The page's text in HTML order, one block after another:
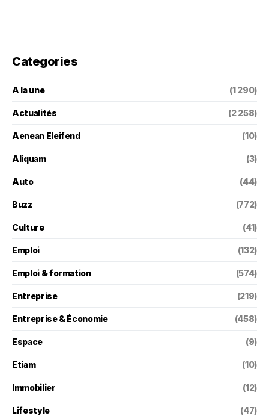
Categories
A la une (1 290)
Actualités (2 258)
Aenean Eleifend (10)
Aliquam (3)
Auto (44)
Buzz (772)
Culture (41)
Emploi (132)
Emploi & formation (574)
Entreprise (219)
Entreprise & Économie (458)
Espace (9)
Etiam (10)
Immobilier (12)
Lifestyle (47)